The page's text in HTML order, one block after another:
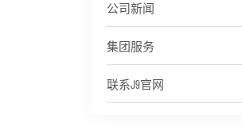
公司新闻
集团服务
联系J9官网